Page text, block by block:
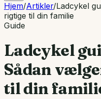
Hjem/Artikler/Ladcykel
rigtige til din familie
Guide
Ladcykel
Sådan
til din